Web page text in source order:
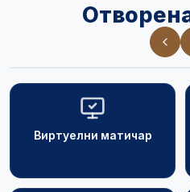
Виртуелни матичар